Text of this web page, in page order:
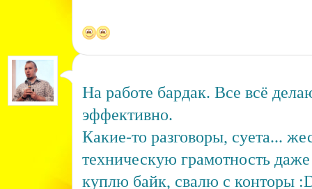
На работе бардак. Все всё
эффективно.
Какие-то разговоры, суета...
техническую грамотность
куплю байк, свалю с конторы